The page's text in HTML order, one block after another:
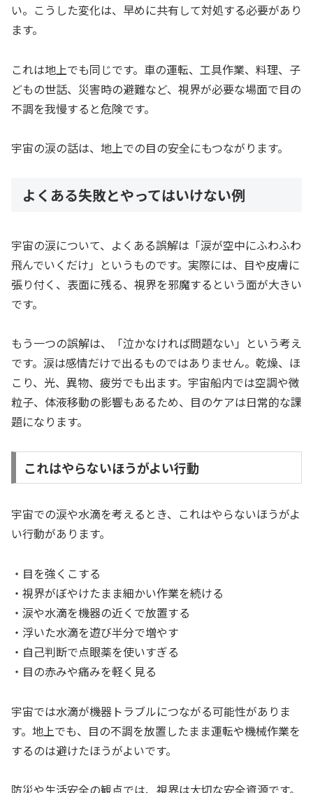
い。こうした変化は、早めに共有して対処する必要があり
ます。
これは地上でも同じです。車の運転、工具作業、料理、子
どもの世話、災害時の避難など、視界が必要な場面で目の
不調を我慢すると危険です。
宇宙の涙の話は、地上での目の安全にもつながります。
よくある失敗とやってはいけない例
宇宙の涙について、よくある誤解は「涙が空中にふわふわ
飛んでいくだけ」というものです。実際には、目や皮膚に
張り付く、表面に残る、視界を邪魔するという面が大きい
です。
もう一つの誤解は、「泣かなければ問題ない」という考え
です。涙は感情だけで出るものではありません。乾燥、ほ
こり、光、異物、疲労でも出ます。宇宙船内では空調や微
粒子、体液移動の影響もあるため、目のケアは日常的な課
題になります。
これはやらないほうがよい行動
宇宙での涙や水滴を考えるとき、これはやらないほうがよ
い行動があります。
・目を強くこする
・視界がぼやけたまま細かい作業を続ける
・涙や水滴を機器の近くで放置する
・浮いた水滴を遊び半分で増やす
・自己判断で点眼薬を使いすぎる
・目の赤みや痛みを軽く見る
宇宙では水滴が機器トラブルにつながる可能性がありま
す。地上でも、目の不調を放置したまま運転や機械作業を
するのは避けたほうがよいです。